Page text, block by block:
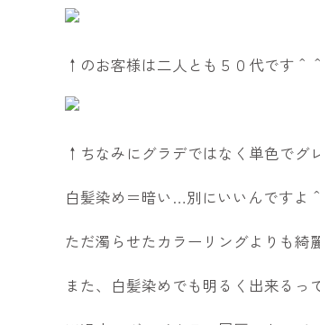
↑のお客様は二人とも５０代です＾＾
↑ちなみにグラデではなく単色でグ
白髪染め＝暗い…別にいいんですよ
ただ濁らせたカラーリングよりも
また、白髪染めでも明るく出来るっ